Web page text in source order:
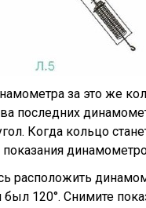
за это же
последних
Когда кольцо
расположить
120°. Снимите